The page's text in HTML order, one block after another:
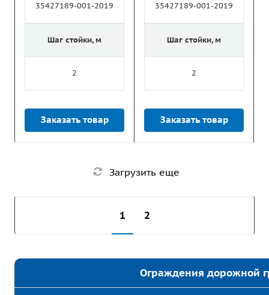
35427189-001-2019
Шаг стойки, м
2
Заказать товар
35427189-001-2019
Шаг стойки, м
2
Заказать товар
Загрузить еще
1 2
Ограждения дорожной